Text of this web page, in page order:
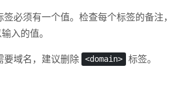
签必须有一个值。检查每个标签的备注，
入的值。
要域名，建议删除 <domain> 标签。